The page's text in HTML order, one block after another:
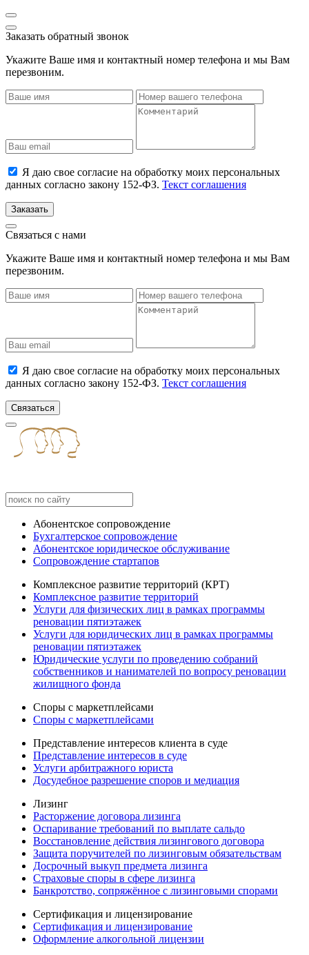
Заказать обратный звонок
Укажите Ваше имя и контактный номер телефона и мы Вам
перезвоним.
Я даю свое согласие на обработку моих персональных
данных согласно закону 152-ФЗ. Текст соглашения
Заказать
Связаться с нами
Укажите Ваше имя и контактный номер телефона и мы Вам
перезвоним.
Я даю свое согласие на обработку моих персональных
данных согласно закону 152-ФЗ. Текст соглашения
Связаться
Абонентское сопровождение
Бухгалтерское сопровождение
Абонентское юридическое обслуживание
Сопровождение стартапов
Комплексное развитие территорий (КРТ)
Комплексное развитие территорий
Услуги для физических лиц в рамках программы
реновации пятиэтажек
Услуги для юридических лиц в рамках программы
реновации пятиэтажек
Юридические услуги по проведению собраний
собственников и нанимателей по вопросу реновации
жилищного фонда
Споры с маркетплейсами
Споры с маркетплейсами
Представление интересов клиента в суде
Представление интересов в суде
Услуги арбитражного юриста
Досудебное разрешение споров и медиация
Лизинг
Расторжение договора лизинга
Оспаривание требований по выплате сальдо
Восстановление действия лизингового договора
Защита поручителей по лизинговым обязательствам
Досрочный выкуп предмета лизинга
Страховые споры в сфере лизинга
Банкротство, сопряжённое с лизинговыми спорами
Сертификация и лицензирование
Сертификация и лицензирование
Оформление алкогольной лицензии